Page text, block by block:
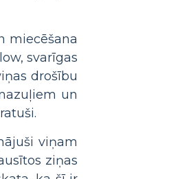
miecēšana
svarīgas
drošību
un
viņam
ziņas